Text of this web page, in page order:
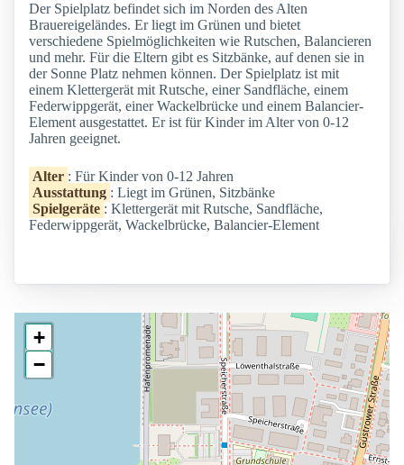
Der Spielplatz befindet sich im Norden des Alten
Brauereigeländes. Er liegt im Grünen und bietet
verschiedene Spielmöglichkeiten wie Rutschen, Balancieren
und mehr. Für die Eltern gibt es Sitzbänke, auf denen sie in
der Sonne Platz nehmen können. Der Spielplatz ist mit
einem Klettergerät mit Rutsche, einer Sandfläche, einem
Federwippgerät, einer Wackelbrücke und einem Balancier-
Element ausgestattet. Er ist für Kinder im Alter von 0-12
Jahren geeignet.
Alter : Für Kinder von 0-12 Jahren
Ausstattung : Liegt im Grünen, Sitzbänke
Spielgeräte : Klettergerät mit Rutsche, Sandfläche,
Federwippgerät, Wackelbrücke, Balancier-Element
+
−